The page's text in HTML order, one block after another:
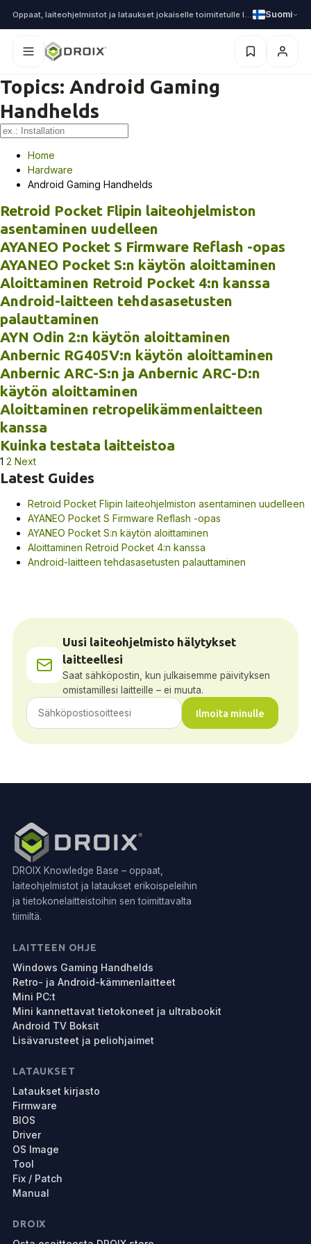
Suomi
Topics: Android Gaming
Handhelds
Home
Hardware
Android Gaming Handhelds
Retroid Pocket Flipin laiteohjelmiston
asentaminen uudelleen
AYANEO Pocket S Firmware Reflash -opas
AYANEO Pocket S:n käytön aloittaminen
Aloittaminen Retroid Pocket 4:n kanssa
Android-laitteen tehdasasetusten
palauttaminen
AYN Odin 2:n käytön aloittaminen
Anbernic RG405V:n käytön aloittaminen
Anbernic ARC-S:n ja Anbernic ARC-D:n
käytön aloittaminen
Aloittaminen retropelikämmenlaitteen
kanssa
Kuinka testata laitteistoa
Artikkelien
sivutus
1 2 Next
Latest Guides
Retroid Pocket Flipin laiteohjelmiston asentaminen uudelleen
AYANEO Pocket S Firmware Reflash -opas
AYANEO Pocket S:n käytön aloittaminen
Aloittaminen Retroid Pocket 4:n kanssa
Android-laitteen tehdasasetusten palauttaminen
Uusi laiteohjelmisto hälytykset
laitteellesi
Saat sähköpostin, kun julkaisemme päivityksen
omistamillesi laitteille – ei muuta.
Ilmoita minulle
DROIX Knowledge Base – oppaat,
laiteohjelmistot ja lataukset erikoispeleihin
ja tietokonelaitteistoihin sen toimittavalta
tiimiltä.
LAITTEEN OHJE
Windows Gaming Handhelds
Retro- ja Android-kämmenlaitteet
Mini PC:t
Mini kannettavat tietokoneet ja ultrabookit
Android TV Boksit
Lisävarusteet ja peliohjaimet
LATAUKSET
Lataukset kirjasto
Firmware
BIOS
Driver
OS Image
Tool
Fix / Patch
Manual
DROIX